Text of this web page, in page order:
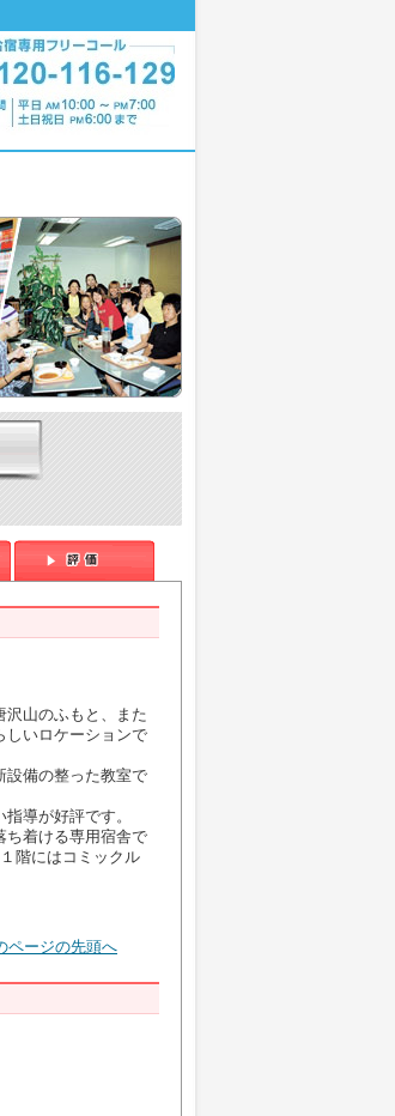
山のふもと、また
しいロケーションで
備の整った教室で
導が好評です。
着ける専用宿舎で
階にはコミックル
ページの先頭へ